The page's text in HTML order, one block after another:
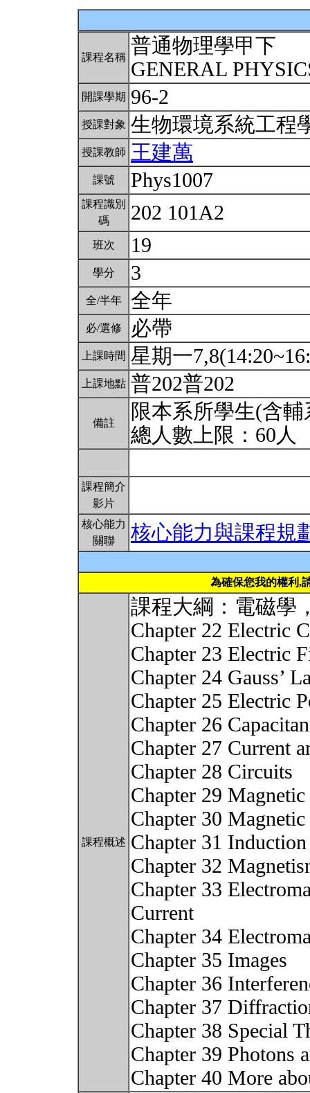
課程名稱 普通物理學甲下
GENERAL
開課學期 96-2
授課對象 生物環境系統工
授課教師 王建萬
課號 Phys1007
課程識別
碼
202 101A2
班次 19
學分 3
全/半年 全年
必/選修 必帶
上課時間 星期一
上課地點 普202普202
備註
限本系所學生(含
總人數上限：60人
課程簡介
影片
核心能力
關聯
核心能力與課程規
為確保您我的權利,
課程概述
課程大綱：電磁學
Chapter 22 Electric
Chapter 23 Electric
Chapter 24 Gauss’
Chapter 25 Electric
Chapter 26
Chapter 27 Current
Chapter 28 Circuits
Chapter 29
Chapter 30
Chapter 31
Chapter 32
Chapter 33
Current
Chapter 34
Chapter 35 Images
Chapter 36
Chapter 37
Chapter 38 Special
Chapter 39 Photons
Chapter 40 More